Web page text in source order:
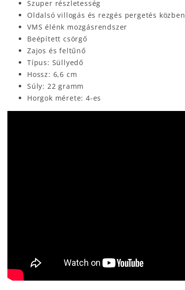
Szuper részletesség
Oldalsó villogás és rezgés pergetés közben
VMS élénk mozgásrendszer
Beépített csörgő
Zajos és feltűnő
Típus: Süllyedő
Hossz: 6,6 cm
Súly: 22 gramm
Horgok mérete: 4-es